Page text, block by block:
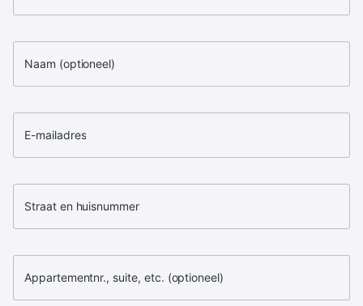
Naam (optioneel)
E-mailadres
Straat en huisnummer
Appartementnr., suite, etc. (optioneel)